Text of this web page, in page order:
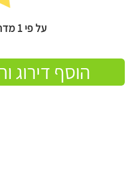
על פי 1 מדרגים
הוסף דירוג